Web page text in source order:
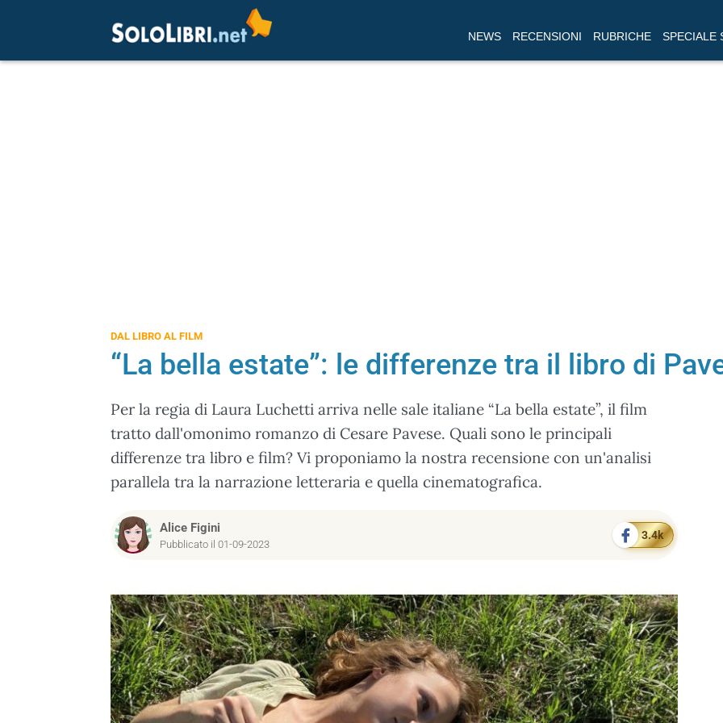
NEWS RECENSIONI RUBRICHE SPECIALE
DAL LIBRO AL FILM
“La bella estate”: le differenze tra il libro di
Per la regia di Laura Luchetti arriva nelle sale italiane “La bella estate”, il film
tratto dall'omonimo romanzo di Cesare Pavese. Quali sono le principali
differenze tra libro e film? Vi proponiamo la nostra recensione con un'analisi
parallela tra la narrazione letteraria e quella cinematografica.
Alice Figini
Pubblicato il 01-09-2023
3.4k